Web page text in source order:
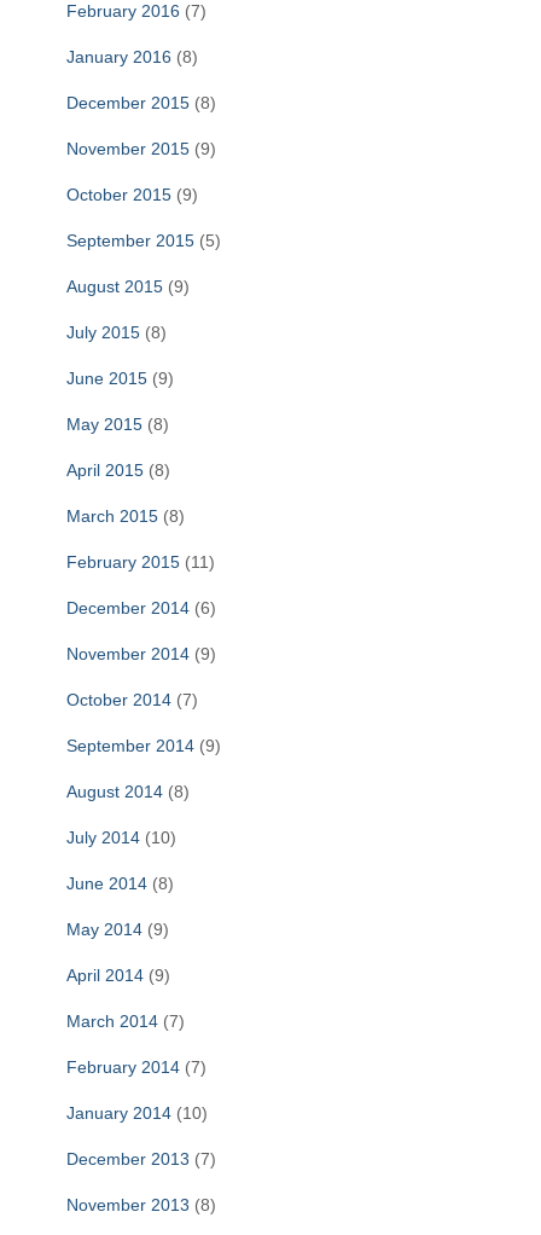
February 2016 (7)
January 2016 (8)
December 2015 (8)
November 2015 (9)
October 2015 (9)
September 2015 (5)
August 2015 (9)
July 2015 (8)
June 2015 (9)
May 2015 (8)
April 2015 (8)
March 2015 (8)
February 2015 (11)
December 2014 (6)
November 2014 (9)
October 2014 (7)
September 2014 (9)
August 2014 (8)
July 2014 (10)
June 2014 (8)
May 2014 (9)
April 2014 (9)
March 2014 (7)
February 2014 (7)
January 2014 (10)
December 2013 (7)
November 2013 (8)